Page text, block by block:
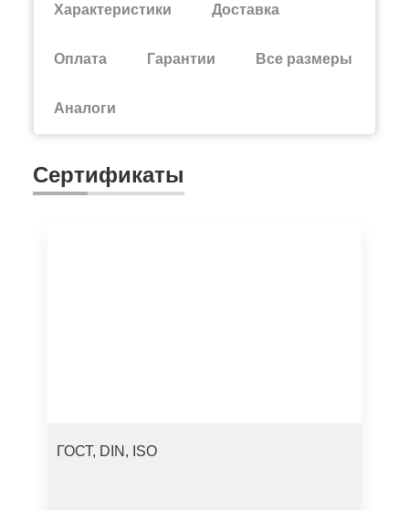
Характеристики Доставка
Оплата Гарантии Все размеры
Аналоги
Сертификаты
ГОСТ, DIN, ISO